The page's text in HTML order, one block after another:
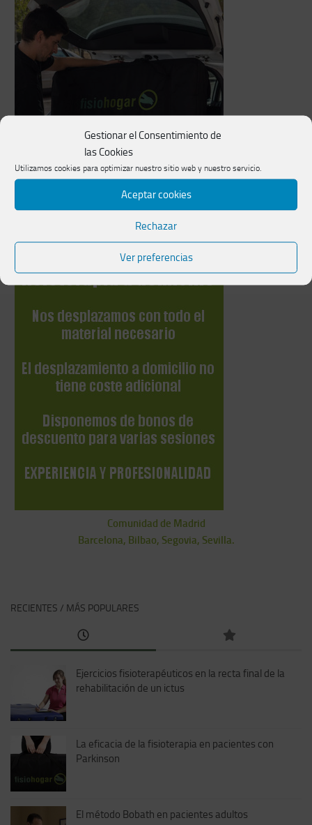
Gestionar el Consentimiento de
las Cookies
Utilizamos cookies para optimizar nuestro sitio web y nuestro servicio.
Aceptar cookies
Rechazar
Ver preferencias
Comunidad de Madrid
Barcelona, Bilbao, Segovia, Sevilla.
RECIENTES / MÁS POPULARES
Ejercicios fisioterapéuticos en la recta final de la
rehabilitación de un ictus
La eficacia de la fisioterapia en pacientes con
Parkinson
El método Bobath en pacientes adultos